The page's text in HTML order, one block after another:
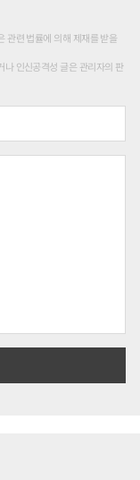
관련 법률에 의해 제재를 받을
나 인신공격성 글은 관리자의 판